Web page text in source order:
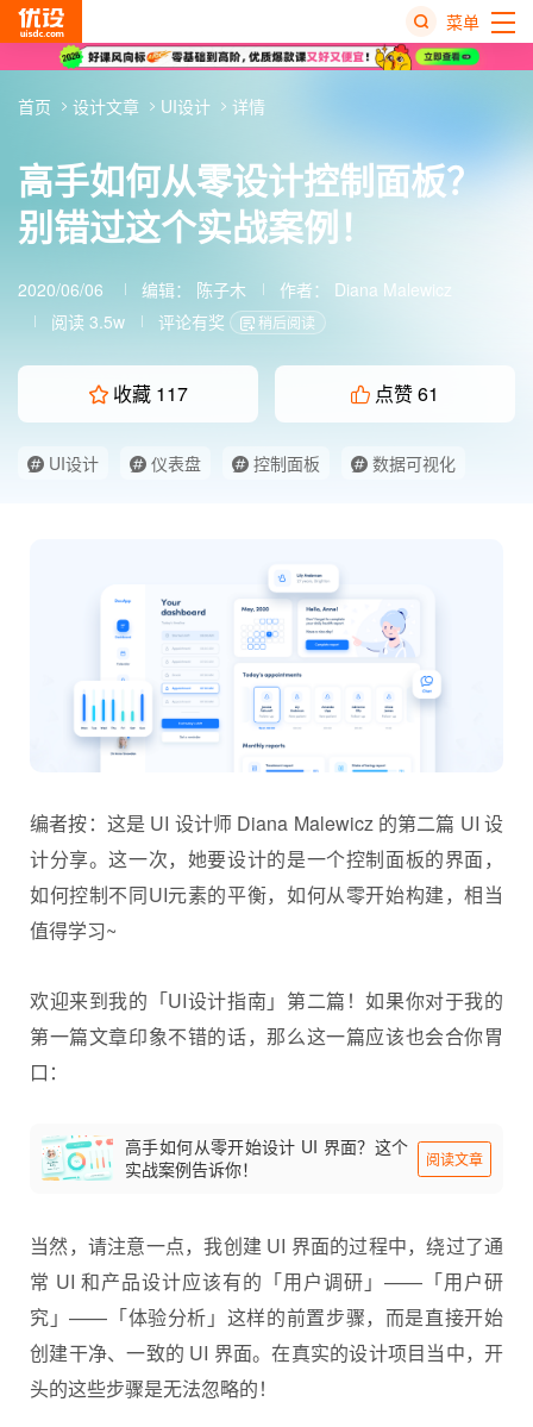
菜单
高手如何从零设计控制面板？
别错过这个实战案例！
2020/06/06 编辑： 陈子木 作者： Diana Malewicz
阅读 3.5w
评论有奖 稍后阅读
收藏 117 点赞61
UI设计 仪表盘 控制面板
数据可视化
首页 设计文章 UI设计 详情
编者按：这是 UI 设计师 Diana Malewicz 的第二篇 UI 设
计分享。这一次，她要设计的是一个控制面板的界面，
如何控制不同UI元素的平衡，如何从零开始构建，相当
值得学习~
欢迎来到我的「UI设计指南」第二篇！如果你对于我的
第一篇文章印象不错的话，那么这一篇应该也会合你胃
口：
高手如何从零开始设计 UI 界面？这个
实战案例告诉你！
阅读文章
当然，请注意一点，我创建 UI 界面的过程中，绕过了通
常 UI 和产品设计应该有的「用户调研」——「用户研
究」——「体验分析」这样的前置步骤，而是直接开始
创建干净、一致的 UI 界面。在真实的设计项目当中，开
头的这些步骤是无法忽略的！